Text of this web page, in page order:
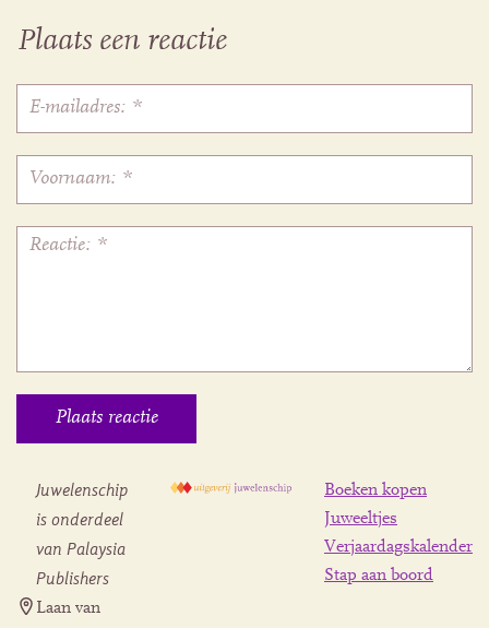
Plaats een reactie
Juwelenschip
is onderdeel
van Palaysia
Publishers
Laan van
Boeken kopen
Juweeltjes
Verjaardagskalender
Stap aan boord